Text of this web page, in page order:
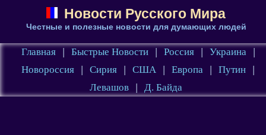
Новости Русского Мира
Честные и полезные новости для думающих людей
Главная | Быстрые Новости | Россия | Украина
|
Новороссия
| Сирия | США | Европа | Путин
|
Левашов
| Д. Байда